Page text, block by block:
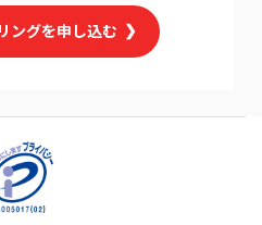
ングを申し込む